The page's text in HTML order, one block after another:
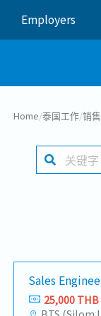
Employers
Home/泰国工作/销售
Sales
25,000